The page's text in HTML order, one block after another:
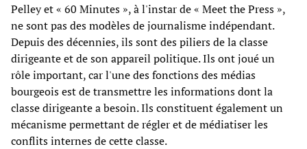
Pelley et « 60 Minutes », à l'instar de « Meet the Press »,
ne sont pas des modèles de journalisme indépendant.
Depuis des décennies, ils sont des piliers de la classe
dirigeante et de son appareil politique. Ils ont joué un
rôle important, car l'une des fonctions des médias
bourgeois est de transmettre les informations dont la
classe dirigeante a besoin. Ils constituent également un
mécanisme permettant de régler et de médiatiser les
conflits internes de cette classe.